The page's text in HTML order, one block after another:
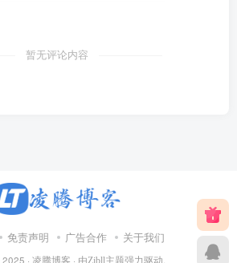
暂无评论内容
免责声明 广告合作 关于我们
· · 由 强力驱动.